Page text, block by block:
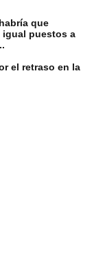
que
igual puestos a
el retraso en la